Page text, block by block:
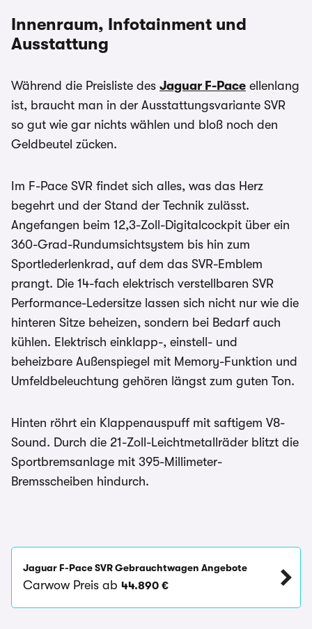
Innenraum, Infotainment und
Ausstattung
Während die Preisliste des Jaguar F-Pace ellenlang
ist, braucht man in der Ausstattungsvariante SVR
so gut wie gar nichts wählen und bloß noch den
Geldbeutel zücken.
Im F-Pace SVR findet sich alles, was das Herz
begehrt und der Stand der Technik zulässt.
Angefangen beim 12,3-Zoll-Digitalcockpit über ein
360-Grad-Rundumsichtsystem bis hin zum
Sportlederlenkrad, auf dem das SVR-Emblem
prangt. Die 14-fach elektrisch verstellbaren SVR
Performance-Ledersitze lassen sich nicht nur wie die
hinteren Sitze beheizen, sondern bei Bedarf auch
kühlen. Elektrisch einklapp-, einstell- und
beheizbare Außenspiegel mit Memory-Funktion und
Umfeldbeleuchtung gehören längst zum guten Ton.
Hinten röhrt ein Klappenauspuff mit saftigem V8-
Sound. Durch die 21-Zoll-Leichtmetallräder blitzt die
Sportbremsanlage mit 395-Millimeter-
Bremsscheiben hindurch.
Jaguar F-Pace SVR Gebrauchtwagen Angebote
Carwow Preis ab 44.890 €